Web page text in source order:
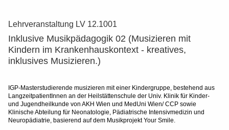
Lehrveranstaltung LV 12.1001
Inklusive Musikpädagogik 02 (Musizieren mit
Kindern im Krankenhauskontext - kreatives,
inklusives Musizieren.)
IGP-Masterstudierende musizieren mit einer Kindergruppe, bestehend aus
LangzeitpatientInnen an der Heilstättenschule der Univ. Klinik für Kinder-
und Jugendheilkunde von AKH Wien und MedUni Wien/ CCP sowie
Klinische Abteilung für Neonatologie, Pädiatrische Intensivmedizin und
Neuropädiatrie, basierend auf dem Musikprojekt Your Smile.